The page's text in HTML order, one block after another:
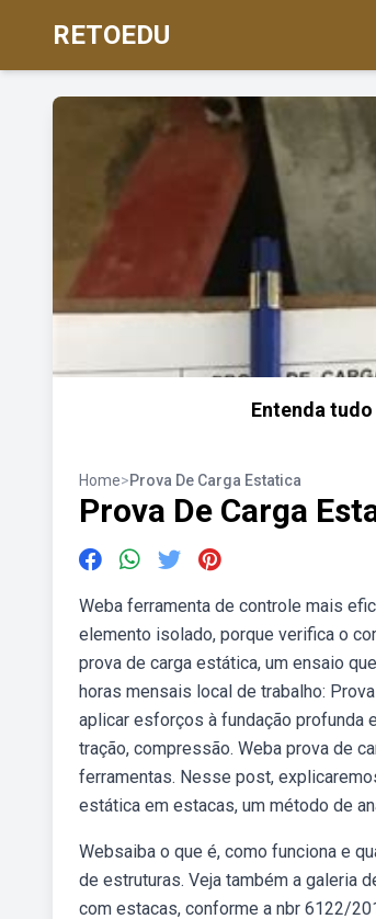
RETOEDU
Entenda
Home>Prova De Carga Estatica
Prova De Carga
Weba ferramenta de controle mais
elemento isolado, porque verifica o
prova de carga estática, um ensaio
horas mensais local de trabalho:
aplicar esforços à fundação
tração, compressão. Weba prova de
ferramentas. Nesse post,
estática em estacas, um método de
Websaiba o que é, como funciona e
de estruturas. Veja também a galeria
com estacas, conforme a nbr 6122/